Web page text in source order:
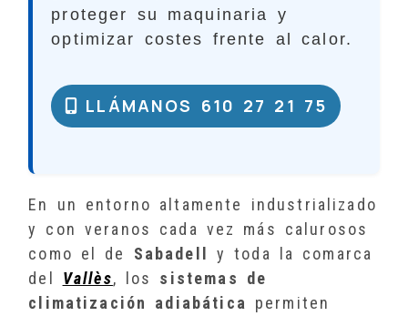
proteger su maquinaria y
optimizar costes frente al calor.
LLÁMANOS 610 27 21 75
En un entorno altamente industrializado
y con veranos cada vez más calurosos
como el de Sabadell y toda la comarca
del Vallès, los sistemas de
climatización adiabática
permiten